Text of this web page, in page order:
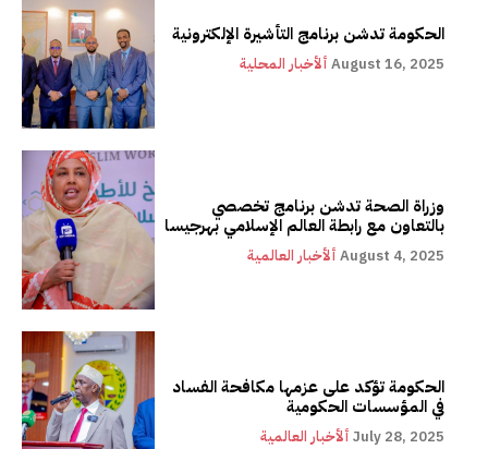
الحكومة تدشن برنامج التأشيرة الإلكترونية
ألأخبار المحلية August 16, 2025
وزراة الصحة تدشن برنامج تخصصي
بالتعاون مع رابطة العالم الإسلامي بهرجيسا
ألأخبار العالمية August 4, 2025
الحكومة تؤكد على عزمها مكافحة الفساد
في المؤسسات الحكومية
ألأخبار العالمية July 28, 2025